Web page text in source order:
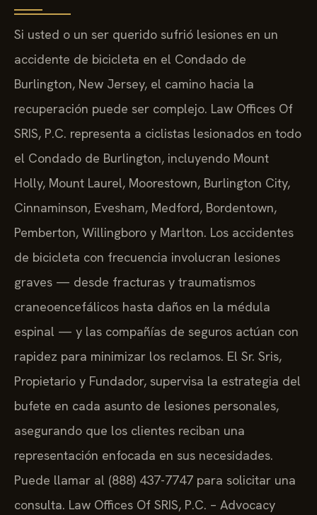
Si usted o un ser querido sufrió lesiones en un
accidente de bicicleta en el Condado de
Burlington, New Jersey, el camino hacia la
recuperación puede ser complejo. Law Offices Of
SRIS, P.C. representa a ciclistas lesionados en todo
el Condado de Burlington, incluyendo Mount
Holly, Mount Laurel, Moorestown, Burlington City,
Cinnaminson, Evesham, Medford, Bordentown,
Pemberton, Willingboro y Marlton. Los accidentes
de bicicleta con frecuencia involucran lesiones
graves — desde fracturas y traumatismos
craneoencefálicos hasta daños en la médula
espinal — y las compañías de seguros actúan con
rapidez para minimizar los reclamos. El Sr. Sris,
Propietario y Fundador, supervisa la estrategia del
bufete en cada asunto de lesiones personales,
asegurando que los clientes reciban una
representación enfocada en sus necesidades.
Puede llamar al (888) 437-7747 para solicitar una
consulta. Law Offices Of SRIS, P.C. – Advocacy